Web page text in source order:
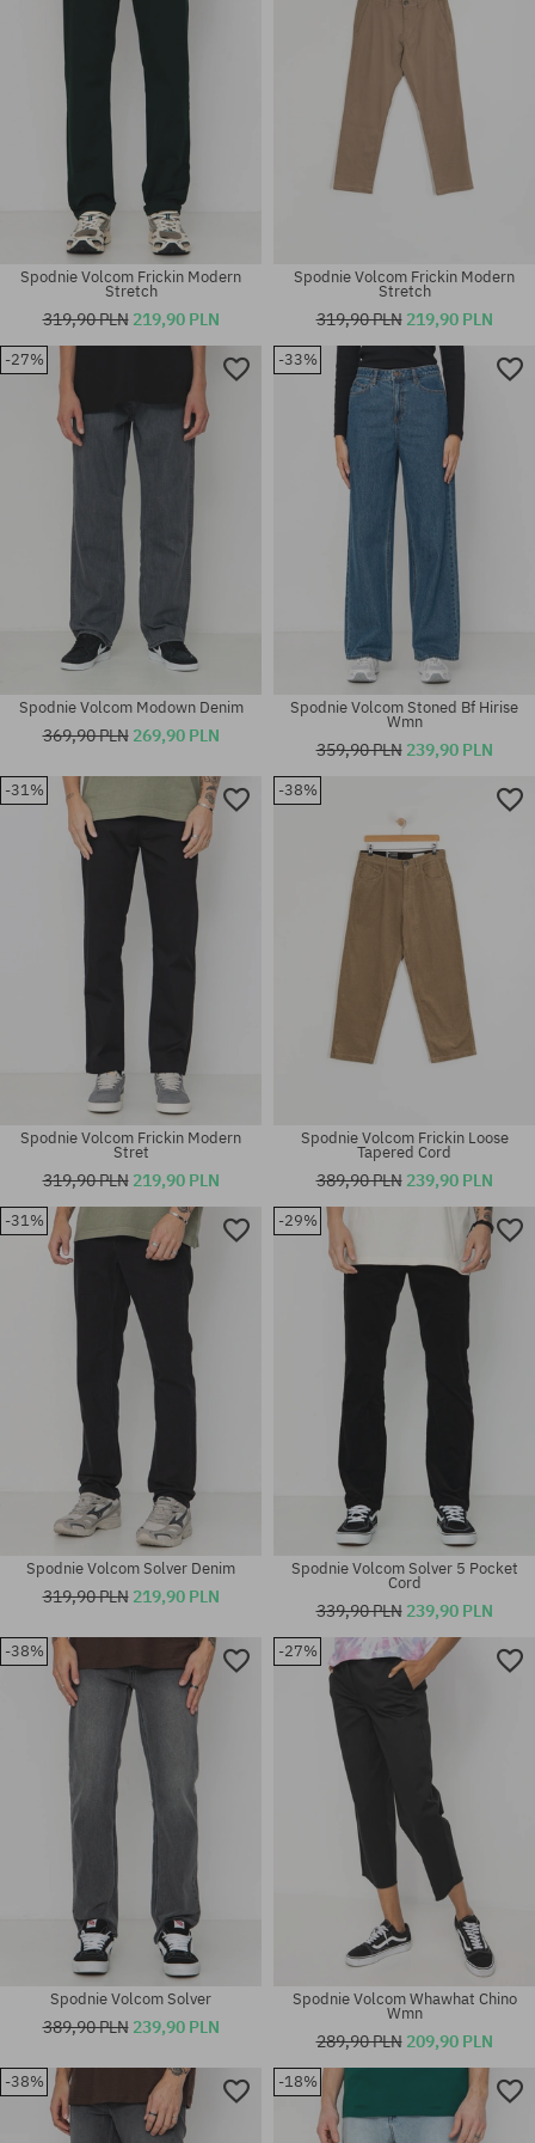
Dostępne rozmiary:
30X32; 32X32; 32X34; 33X34;
34X32; 34X34; 36X34
Dostępne rozmiary:
Dostępne rozmiary:
32X32; 33X32
Spodnie Volcom Frickin Modern
Stretch
319,90 PLN 219,90 PLN
Dostępne rozmiary:
Spodnie Volcom Frickin Modern
Stretch
319,90 PLN 219,90 PLN
-27%
Dostępne rozmiary:
33; 36
Spodnie Volcom Modown Denim
369,90 PLN 269,90 PLN
-33%
Dostępne rozmiary:
25; 26; 27; 29
Spodnie Volcom Stoned Bf Hirise
Wmn
359,90 PLN 239,90 PLN
-31%
Dostępne rozmiary:
33X34
Spodnie Volcom Frickin Modern
Stret
319,90 PLN 219,90 PLN
-38%
Dostępne rozmiary:
30; 31; 32; 34
Spodnie Volcom Frickin Loose
Tapered Cord
389,90 PLN 239,90 PLN
-31%
Dostępne rozmiary:
30X32
Spodnie Volcom Solver Denim
319,90 PLN 219,90 PLN
-29%
Dostępne rozmiary:
Spodnie Volcom Solver 5 Pocket
Cord
339,90 PLN 239,90 PLN
-38%
Spodnie Volcom Solver
389,90 PLN 239,90 PLN
-27%
Spodnie Volcom Whawhat Chino
Wmn
289,90 PLN 209,90 PLN
-38% -18%